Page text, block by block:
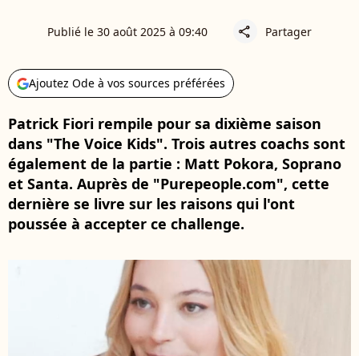
Publié le 30 août 2025 à 09:40 share Partager
Ajoutez Ode à vos sources préférées
Patrick Fiori rempile pour sa dixième saison
dans "The Voice Kids". Trois autres coachs sont
également de la partie : Matt Pokora, Soprano
et Santa. Auprès de "Purepeople.com", cette
dernière se livre sur les raisons qui l'ont
poussée à accepter ce challenge.